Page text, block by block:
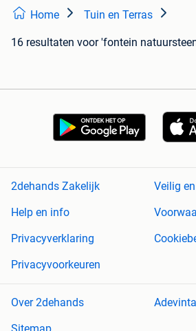
Home Tuin en Terras
16 resultaten voor 'fontein
2dehands Zakelijk
Veilig
Help en info
Privacyverklaring
Privacyvoorkeuren
Over 2dehands
Adevinta